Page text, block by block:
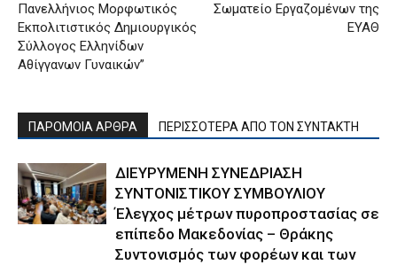
Πανελλήνιος Μορφωτικός
Εκπολιτιστικός Δημιουργικός
Σύλλογος Ελληνίδων
Αθίγγανων Γυναικών”
Σωματείο Εργαζομένων της
ΕΥΑΘ
ΠΑΡΟΜΟΙΑ ΑΡΘΡΑ ΠΕΡΙΣΣΟΤΕΡΑ ΑΠΟ ΤΟΝ ΣΥΝΤΑΚΤΗ
ΔΙΕΥΡΥΜΕΝΗ ΣΥΝΕΔΡΙΑΣΗ
ΣΥΝΤΟΝΙΣΤΙΚΟΥ ΣΥΜΒΟΥΛΙΟΥ
Έλεγχος μέτρων πυροπροστασίας σε
επίπεδο Μακεδονίας – Θράκης
Συντονισμός των φορέων και των